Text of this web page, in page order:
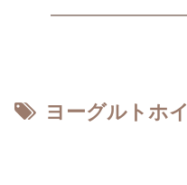
ヨーグルトホ